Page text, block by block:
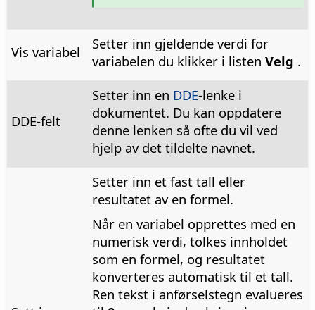
Vis variabel
Setter inn gjeldende verdi for
variabelen du klikker i listen Velg .
DDE-felt
Setter inn en DDE-lenke i
dokumentet. Du kan oppdatere
denne lenken så ofte du vil ved
hjelp av det tildelte navnet.
Setter inn et fast tall eller
resultatet av en formel.
Når en variabel opprettes med en
numerisk verdi, tolkes innholdet
som en formel, og resultatet
konverteres automatisk til et tall.
Ren tekst i anførselstegn evalueres